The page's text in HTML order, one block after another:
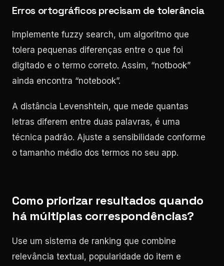
Erros ortográficos precisam de tolerância
Implemente fuzzy search, um algoritmo que
tolera pequenas diferenças entre o que foi
digitado e o termo correto. Assim, “notbook”
ainda encontra “notebook”.
A distância Levenshtein, que mede quantas
letras diferem entre duas palavras, é uma
técnica padrão. Ajuste a sensibilidade conforme
o tamanho médio dos termos no seu app.
Como priorizar resultados quando
há múltiplas correspondências?
Use um sistema de ranking que combine
relevância textual, popularidade do item e